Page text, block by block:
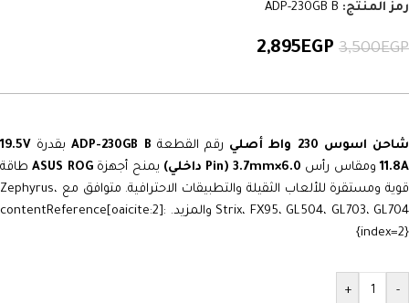
رمز المنتج: ADP-230GB B
3,500EGP
2,895EGP
شاحن اسوس 230 واط أصلي رقم القطعة ADP-230GB Bبقدرة 19.5V
11.8Aومقاس رأس 6.0×3.7mm (Pin داخلي) يمنح أجهزةASUS ROGطاقة
قوية ومستقرة للألعاب الثقيلة والتطبيقات الاحترافية. متوافق مع Zephyrus،
Strix، FX95، GL504، GL703، GL704 والمزيد. :contentReference[oaicite:2]
{index=2}
-
+